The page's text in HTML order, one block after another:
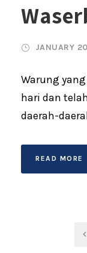
JANUARY
Warung
hari dan
daerah-
READ MORE